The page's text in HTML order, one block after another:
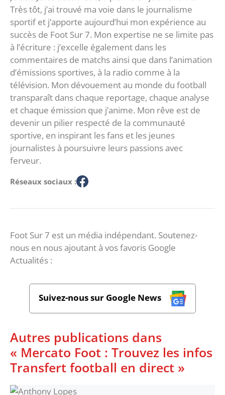
Très tôt, j’ai trouvé ma voie dans le journalisme
sportif et j’apporte aujourd’hui mon expérience au
succès de Foot Sur 7. Mon expertise ne se limite pas
à l’écriture : j’excelle également dans les
commentaires de matchs ainsi que dans l’animation
d’émissions sportives, à la radio comme à la
télévision. Mon dévouement au monde du football
transparaît dans chaque reportage, chaque analyse
et chaque émission que j’anime. Mon rêve est de
devenir un pilier respecté de la communauté
sportive, en inspirant les fans et les jeunes
journalistes à poursuivre leurs passions avec
ferveur.
Réseaux sociaux :
Foot Sur 7 est un média indépendant. Soutenez-
nous en nous ajoutant à vos favoris Google
Actualités :
Suivez-nous sur Google News
Autres publications dans
« Mercato Foot : Trouvez les infos
Transfert football en direct »